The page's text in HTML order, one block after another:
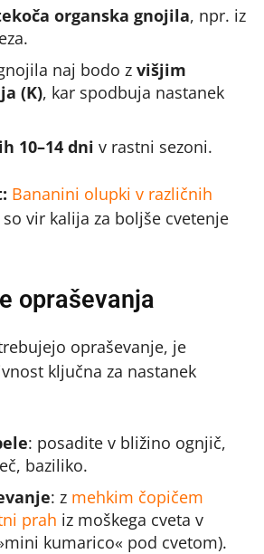
organska gnojila, npr. iz
naj bodo z višjim
(K), kar spodbuja nastanek
10–14 dni v rastni sezoni.
Bananini olupki v različnih
so vir kalija za boljše cvetenje
opraševanja
opraševanje, je
ključna za nastanek
: posadite v bližino ognjič,
baziliko.
: z mehkim čopičem
prah iz moškega cveta v
kumarico« pod cvetom).